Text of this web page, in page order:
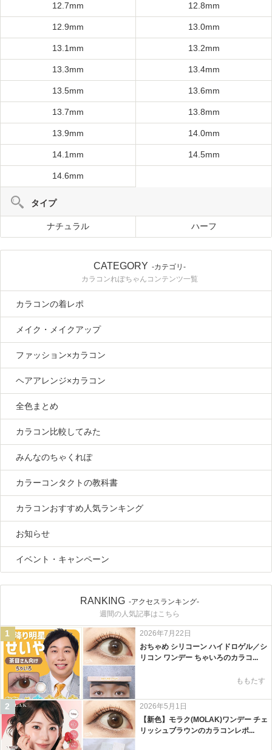
12.7mm 12.8mm
12.9mm 13.0mm
13.1mm 13.2mm
13.3mm 13.4mm
13.5mm 13.6mm
13.7mm 13.8mm
13.9mm 14.0mm
14.1mm 14.5mm
14.6mm
タイプ
ナチュラル ハーフ
CATEGORY -カテゴリ-
カラコンれぽちゃんコンテンツ一覧
カラコンの着レポ
メイク・メイクアップ
ファッション×カラコン
ヘアアレンジ×カラコン
全色まとめ
カラコン比較してみた
みんなのちゃくれぽ
カラーコンタクトの教科書
カラコンおすすめ人気ランキング
お知らせ
イベント・キャンペーン
RANKING -アクセスランキング-
週間の人気記事はこちら
1
2026年7月22日
おちゃめ シリコーン ハイドロゲル／シ
リコン ワンデー ちゃいろのカラコ...
ももたす
2
2026年5月1日
【新色】モラク(MOLAK)ワンデー チェ
リッシュブラウンのカラコンレポ...